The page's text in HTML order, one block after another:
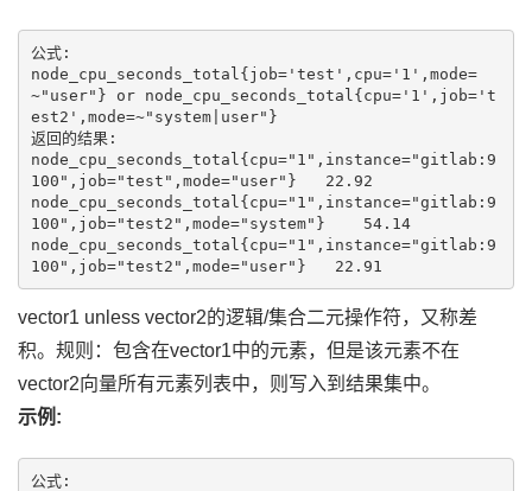
公式:
node_cpu_seconds_total{job='test',cpu='1',mode=
~"user"} or node_cpu_seconds_total{cpu='1',job='t
est2',mode=~"system|user"}
返回的结果:
node_cpu_seconds_total{cpu="1",instance="gitlab:9
100",job="test",mode="user"}   22.92
node_cpu_seconds_total{cpu="1",instance="gitlab:9
100",job="test2",mode="system"}    54.14
node_cpu_seconds_total{cpu="1",instance="gitlab:9
100",job="test2",mode="user"}   22.91
vector1 unless vector2的逻辑/集合二元操作符，又称差
积。规则：包含在vector1中的元素，但是该元素不在
vector2向量所有元素列表中，则写入到结果集中。
示例:
公式: